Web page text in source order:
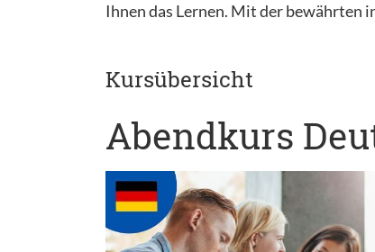
Ihnen das Lernen. Mit der bewährten
Kursübersicht
Abendkurs